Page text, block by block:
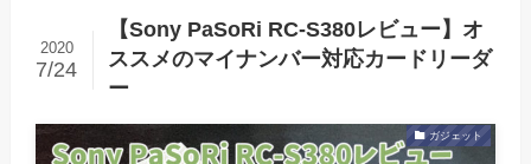
【Sony PaSoRi RC-S380レビュー】オ
ススメのマイナンバー対応カードリーダ
ー
2020
7/24
ガジェット